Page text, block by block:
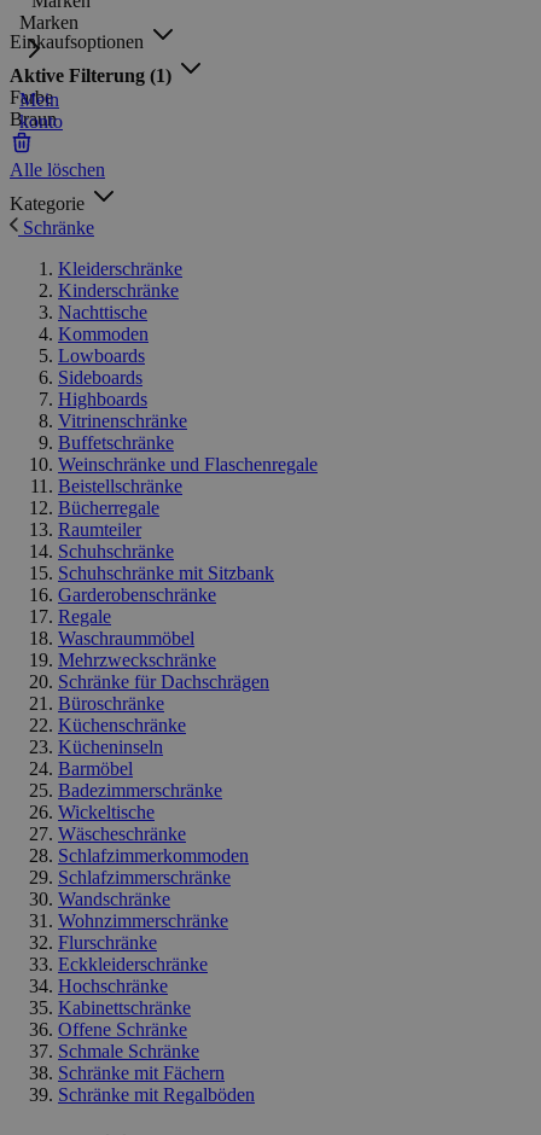
Marken
Mein
konto
Einkaufsoptionen
Aktive Filterung (1)
Farbe
Braun
Alle löschen
Kategorie
Schränke
Kleiderschränke
Kinderschränke
Nachttische
Kommoden
Lowboards
Sideboards
Highboards
Vitrinenschränke
Buffetschränke
Weinschränke und Flaschenregale
Beistellschränke
Bücherregale
Raumteiler
Schuhschränke
Schuhschränke mit Sitzbank
Garderobenschränke
Regale
Waschraummöbel
Mehrzweckschränke
Schränke für Dachschrägen
Büroschränke
Küchenschränke
Kücheninseln
Barmöbel
Badezimmerschränke
Wickeltische
Wäscheschränke
Schlafzimmerkommoden
Schlafzimmerschränke
Wandschränke
Wohnzimmerschränke
Flurschränke
Eckkleiderschränke
Hochschränke
Kabinettschränke
Offene Schränke
Schmale Schränke
Schränke mit Fächern
Schränke mit Regalböden